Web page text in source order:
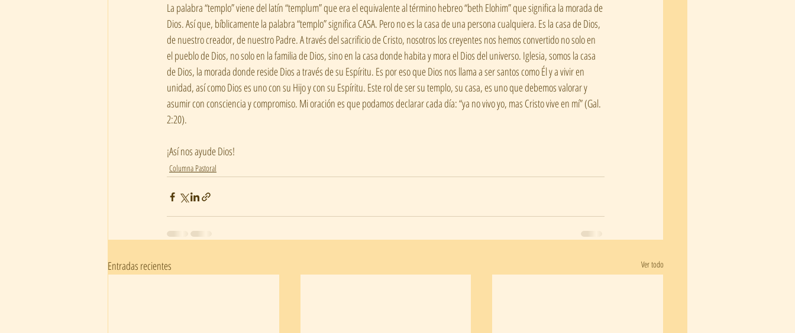
La palabra “templo” viene del latín “templum” que era el equivalente al término hebreo “beth Elohim” que significa la morada de
Dios. Así que, bíblicamente la palabra “templo” significa CASA. Pero no es la casa de una persona cualquiera. Es la casa de Dios,
de nuestro creador, de nuestro Padre. A través del sacrificio de Cristo, nosotros los creyentes nos hemos convertido no solo en
el pueblo de Dios, no solo en la familia de Dios, sino en la casa donde habita y mora el Dios del universo. Iglesia, somos la casa
de Dios, la morada donde reside Dios a través de su Espíritu. Es por eso que Dios nos llama a ser santos como Él y a vivir en
unidad, así como Dios es uno con su Hijo y con su Espíritu. Este rol de ser su templo, su casa, es uno que debemos valorar y
asumir con consciencia y compromiso. Mi oración es que podamos declarar cada día: “ya no vivo yo, mas Cristo vive en mí” (Gal.
2:20).
¡Así nos ayude Dios!
Columna Pastoral
Entradas recientes Ver todo